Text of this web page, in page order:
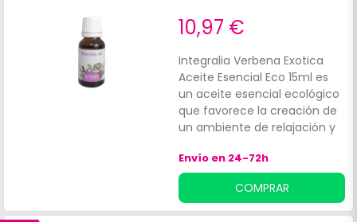
10,97 €
Integralia Verbena Exotica
Aceite Esencial Eco 15ml es
un aceite esencial ecológico
que favorece la creación de
un ambiente de relajación y
Formulado a partir de
verbena exótica, es ideal
para quienes desean:Reducir
la sobrecarga emocional.
Envío en 24-72h
COMPRAR